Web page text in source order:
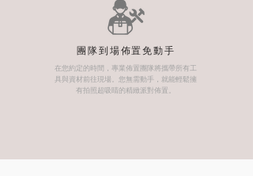
團隊到場佈置免動手
在您約定的時間，專業佈置團隊將攜帶所有工
具與資材前往現場。您無需動手，就能輕鬆擁
有拍照超吸睛的精緻派對佈置。